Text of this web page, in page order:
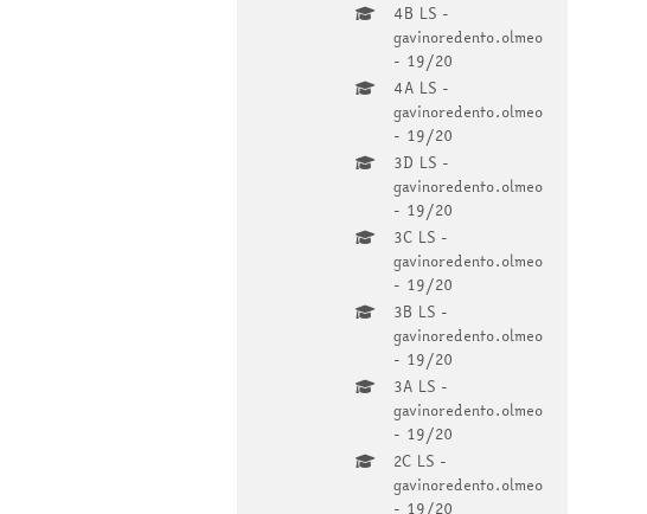
4B LS -
gavinoredento.olmeo
- 19/20
4A LS -
gavinoredento.olmeo
- 19/20
3D LS -
gavinoredento.olmeo
- 19/20
3C LS -
gavinoredento.olmeo
- 19/20
3B LS -
gavinoredento.olmeo
- 19/20
3A LS -
gavinoredento.olmeo
- 19/20
2C LS -
gavinoredento.olmeo
- 19/20